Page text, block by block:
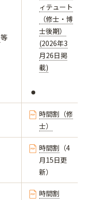
等
ィテュート
（修士・博
士後期）
(2026年3
月26日掲
載)
時間割（修
士）
時間割 （4
月15日更
新）
時間割